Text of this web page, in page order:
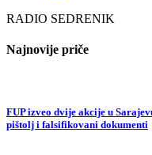
RADIO SEDRENIK
Najnovije priče
FUP izveo dvije akcije u
pištolj i falsifikovani dokumenti